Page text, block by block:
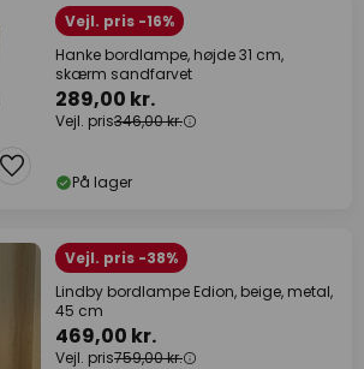
Vejl. pris -16%
Hanke bordlampe, højde 31 cm,
skærm sandfarvet
289,00 kr.
Vejl. pris346,00 kr.
På lager
Vejl. pris -38%
Lindby bordlampe Edion, beige, metal,
45 cm
469,00 kr.
Vejl. pris759,00 kr.